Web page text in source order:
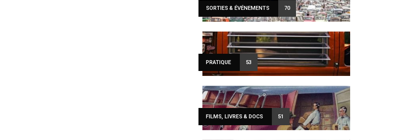
SORTIES & ÉVÉNEMENTS 70
PRATIQUE 53
FILMS, LIVRES & DOCS 51